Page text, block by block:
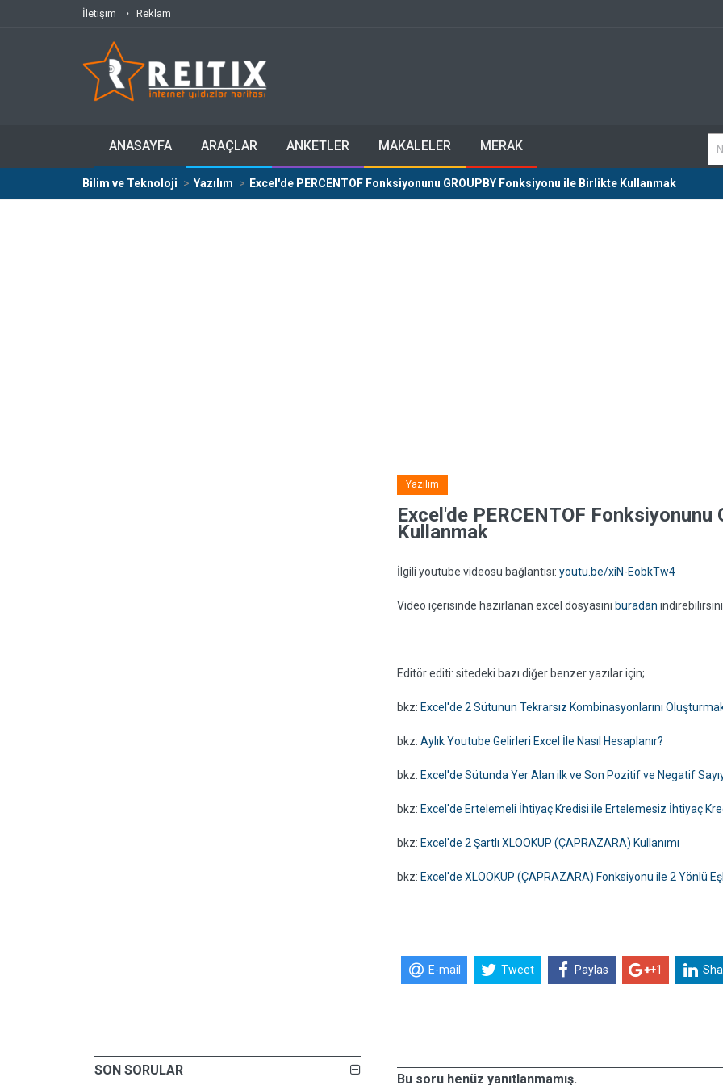
İletişim Reklam
ANASAYFA ARAÇLAR ANKETLER MAKALELER MERAK
Bilim ve Teknoloji Yazılım Excel'de PERCENTOF Fonksiyonunu GROUPBY Fonksiyonu ile Birlikte Kullanmak
SON SORULAR
Yazılım
Excel'de PERCENTOF
Kullanmak
İlgili youtube videosu bağlantısı: youtu.be/xiN-EobkTw4
Video içerisinde hazırlanan excel dosyasını buradan
Editör editi: sitedeki bazı diğer benzer yazılar için;
bkz: Excel'de 2 Sütunun Tekrarsız Kombinasyonlarını
bkz: Aylık Youtube Gelirleri Excel İle Nasıl Hesaplanır?
bkz: Excel'de Sütunda Yer Alan ilk ve Son Pozitif ve Negatif
bkz: Excel'de Ertelemeli İhtiyaç Kredisi ile Ertelemesiz İhtiyaç
bkz: Excel'de 2 Şartlı XLOOKUP (ÇAPRAZARA) Kullanımı
bkz: Excel'de XLOOKUP (ÇAPRAZARA) Fonksiyonu ile 2 Yönlü
E-mail Tweet Paylas +1
Bu soru henüz yanıtlanmamış.